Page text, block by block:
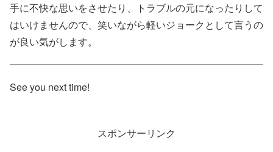
手に不快な思いをさせたり、トラブルの元になったりして
はいけませんので、笑いながら軽いジョークとして言うの
が良い気がします。
See you next time!
スポンサーリンク